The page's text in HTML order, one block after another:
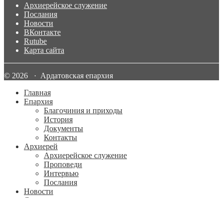
Архиерейское служение
Послания
Новости
ВКонтакте
Rutube
Карта сайта
© 2026 · Ардатовская епархия
Главная
Епархия
Благочиния и приходы
История
Документы
Контакты
Архиерей
Архиерейское служение
Проповеди
Интервью
Послания
Новости